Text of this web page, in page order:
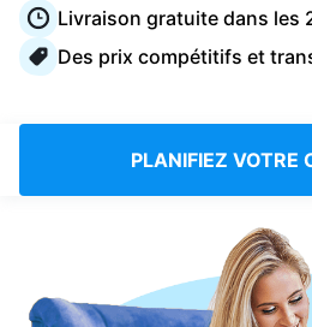
Téléchargez notre application mobile
Suivez-nous
Livraison gratuite dans les
Des prix compétitifs et
PLANIFIEZ VOTRE